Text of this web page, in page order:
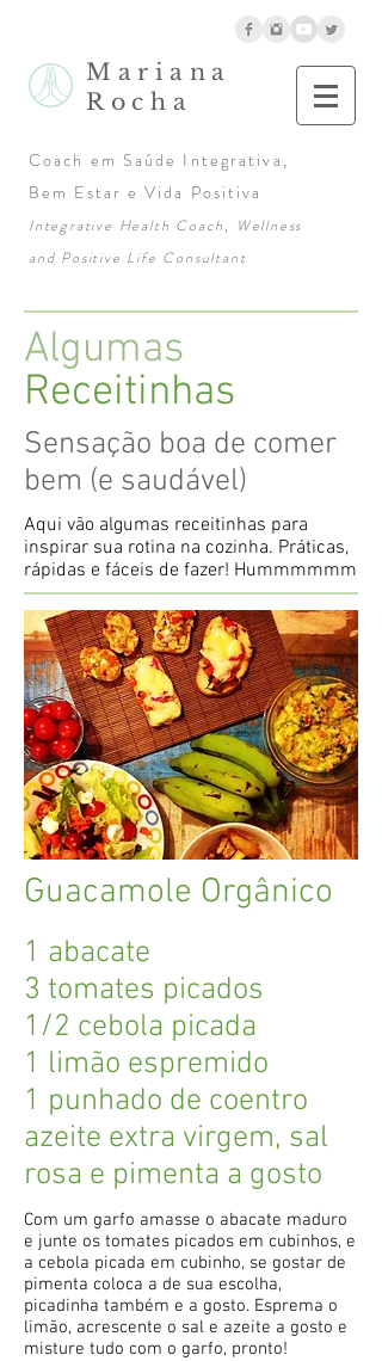
Mariana
Rocha
Coach em Saúde Integrativa,
Bem Estar e Vida Positiva
Integrative Health Coach, Wellness
and Positive Life Consultant
Algumas
Receitinhas
Sensação boa de comer
bem (e saudável)
Aqui vão algumas receitinhas para
inspirar sua rotina na cozinha. Práticas,
rápidas e fáceis de fazer! Hummmmmm
Guacamole Orgânico
1 abacate
3 tomates picados
1/2 cebola picada
1 limão espremido
1 punhado de coentro
azeite extra virgem, sal
rosa e pimenta a gosto
Com um garfo amasse o abacate maduro
e junte os tomates picados em cubinhos, e
a cebola picada em cubinho, se gostar de
pimenta coloca a de sua escolha,
picadinha também e a gosto. Esprema o
limão, acrescente o sal e azeite a gosto e
misture tudo com o garfo, pronto!